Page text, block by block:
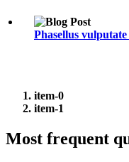
Phasellus
item-0
item-1
Most frequent